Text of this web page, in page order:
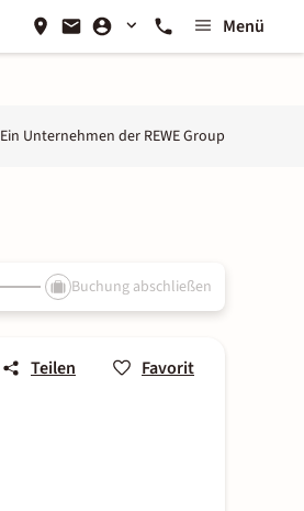
Menü
Ein Unternehmen der REWE Group
Buchung abschließen
Teilen Favorit